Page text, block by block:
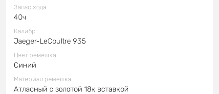
Запас хода
40ч
Калибр
Jaeger-LeCoultre 935
Цвет ремешка
Синий
Материал ремешка
Атласный с золотой 18к вставкой